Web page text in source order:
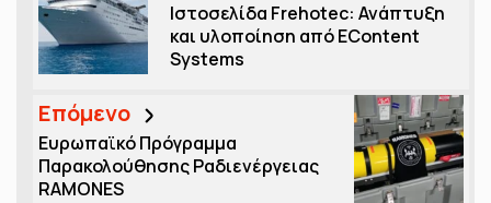
Ιστοσελίδα Frehotec: Ανάπτυξη
και υλοποίηση από EContent
Systems
Επόμενο
Ευρωπαϊκό Πρόγραμμα
Παρακολούθησης Ραδιενέργειας
RAMONES